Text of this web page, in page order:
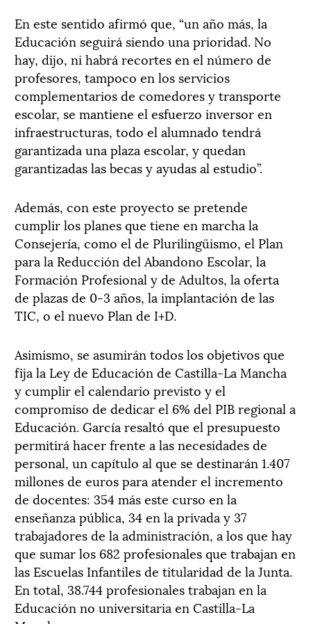
En este sentido afirmó que, “un año más, la
Educación seguirá siendo una prioridad. No
hay, dijo, ni habrá recortes en el número de
profesores, tampoco en los servicios
complementarios de comedores y transporte
escolar, se mantiene el esfuerzo inversor en
infraestructuras, todo el alumnado tendrá
garantizada una plaza escolar, y quedan
garantizadas las becas y ayudas al estudio”.
Además, con este proyecto se pretende
cumplir los planes que tiene en marcha la
Consejería, como el de Plurilingüismo, el Plan
para la Reducción del Abandono Escolar, la
Formación Profesional y de Adultos, la oferta
de plazas de 0-3 años, la implantación de las
TIC, o el nuevo Plan de I+D.
Asimismo, se asumirán todos los objetivos que
fija la Ley de Educación de Castilla-La Mancha
y cumplir el calendario previsto y el
compromiso de dedicar el 6% del PIB regional a
Educación. García resaltó que el presupuesto
permitirá hacer frente a las necesidades de
personal, un capítulo al que se destinarán 1.407
millones de euros para atender el incremento
de docentes: 354 más este curso en la
enseñanza pública, 34 en la privada y 37
trabajadores de la administración, a los que hay
que sumar los 682 profesionales que trabajan en
las Escuelas Infantiles de titularidad de la Junta.
En total, 38.744 profesionales trabajan en la
Educación no universitaria en Castilla-La